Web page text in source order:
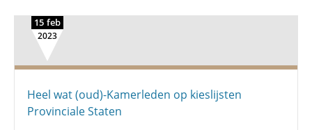
15 feb
2023
Heel wat (oud)-Kamerleden op kieslijsten
Provinciale Staten